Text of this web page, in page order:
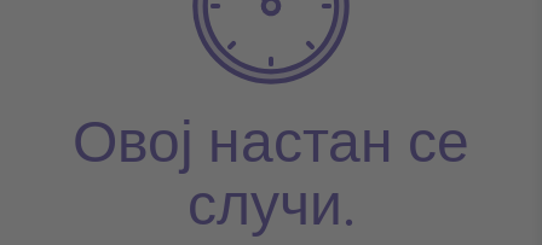
Овој настан се
случи.